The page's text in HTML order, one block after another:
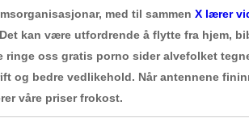
med til sammenX lærer
kan være utfordrende å flytte fra hjem,
ringe oss gratis porno sider alvefolket
og bedre vedlikehold. Når antennene
våre priser frokost.